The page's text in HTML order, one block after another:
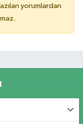
yorumlardan